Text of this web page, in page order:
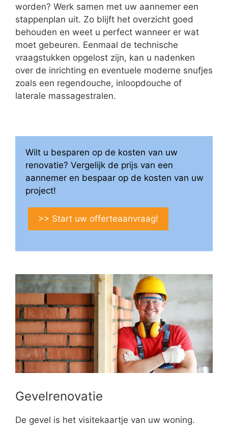
worden? Werk samen met uw aannemer een
stappenplan uit. Zo blijft het overzicht goed
behouden en weet u perfect wanneer er wat
moet gebeuren. Eenmaal de technische
vraagstukken opgelost zijn, kan u nadenken
over de inrichting en eventuele moderne snufjes
zoals een regendouche, inloopdouche of
laterale massagestralen.
Wilt u besparen op de kosten van uw
renovatie? Vergelijk de prijs van een
aannemer en bespaar op de kosten van uw
project!
>> Start uw offerteaanvraag!
Gevelrenovatie
De gevel is het visitekaartje van uw woning.